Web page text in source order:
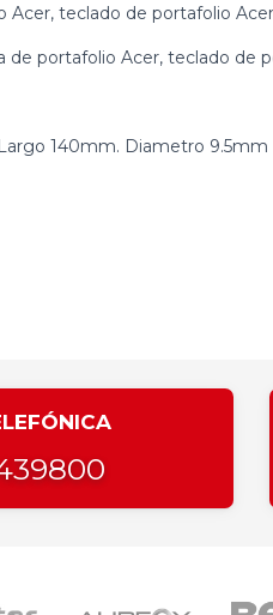
Acer, teclado de portafolio
de portafolio Acer, teclado de
140mm. Diametro 9.5mm